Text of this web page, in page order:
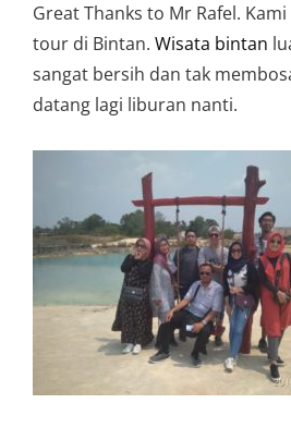
Great Thanks to Mr Rafel.
tour di Bintan. Wisata bintan
sangat bersih dan tak
datang lagi liburan nanti.